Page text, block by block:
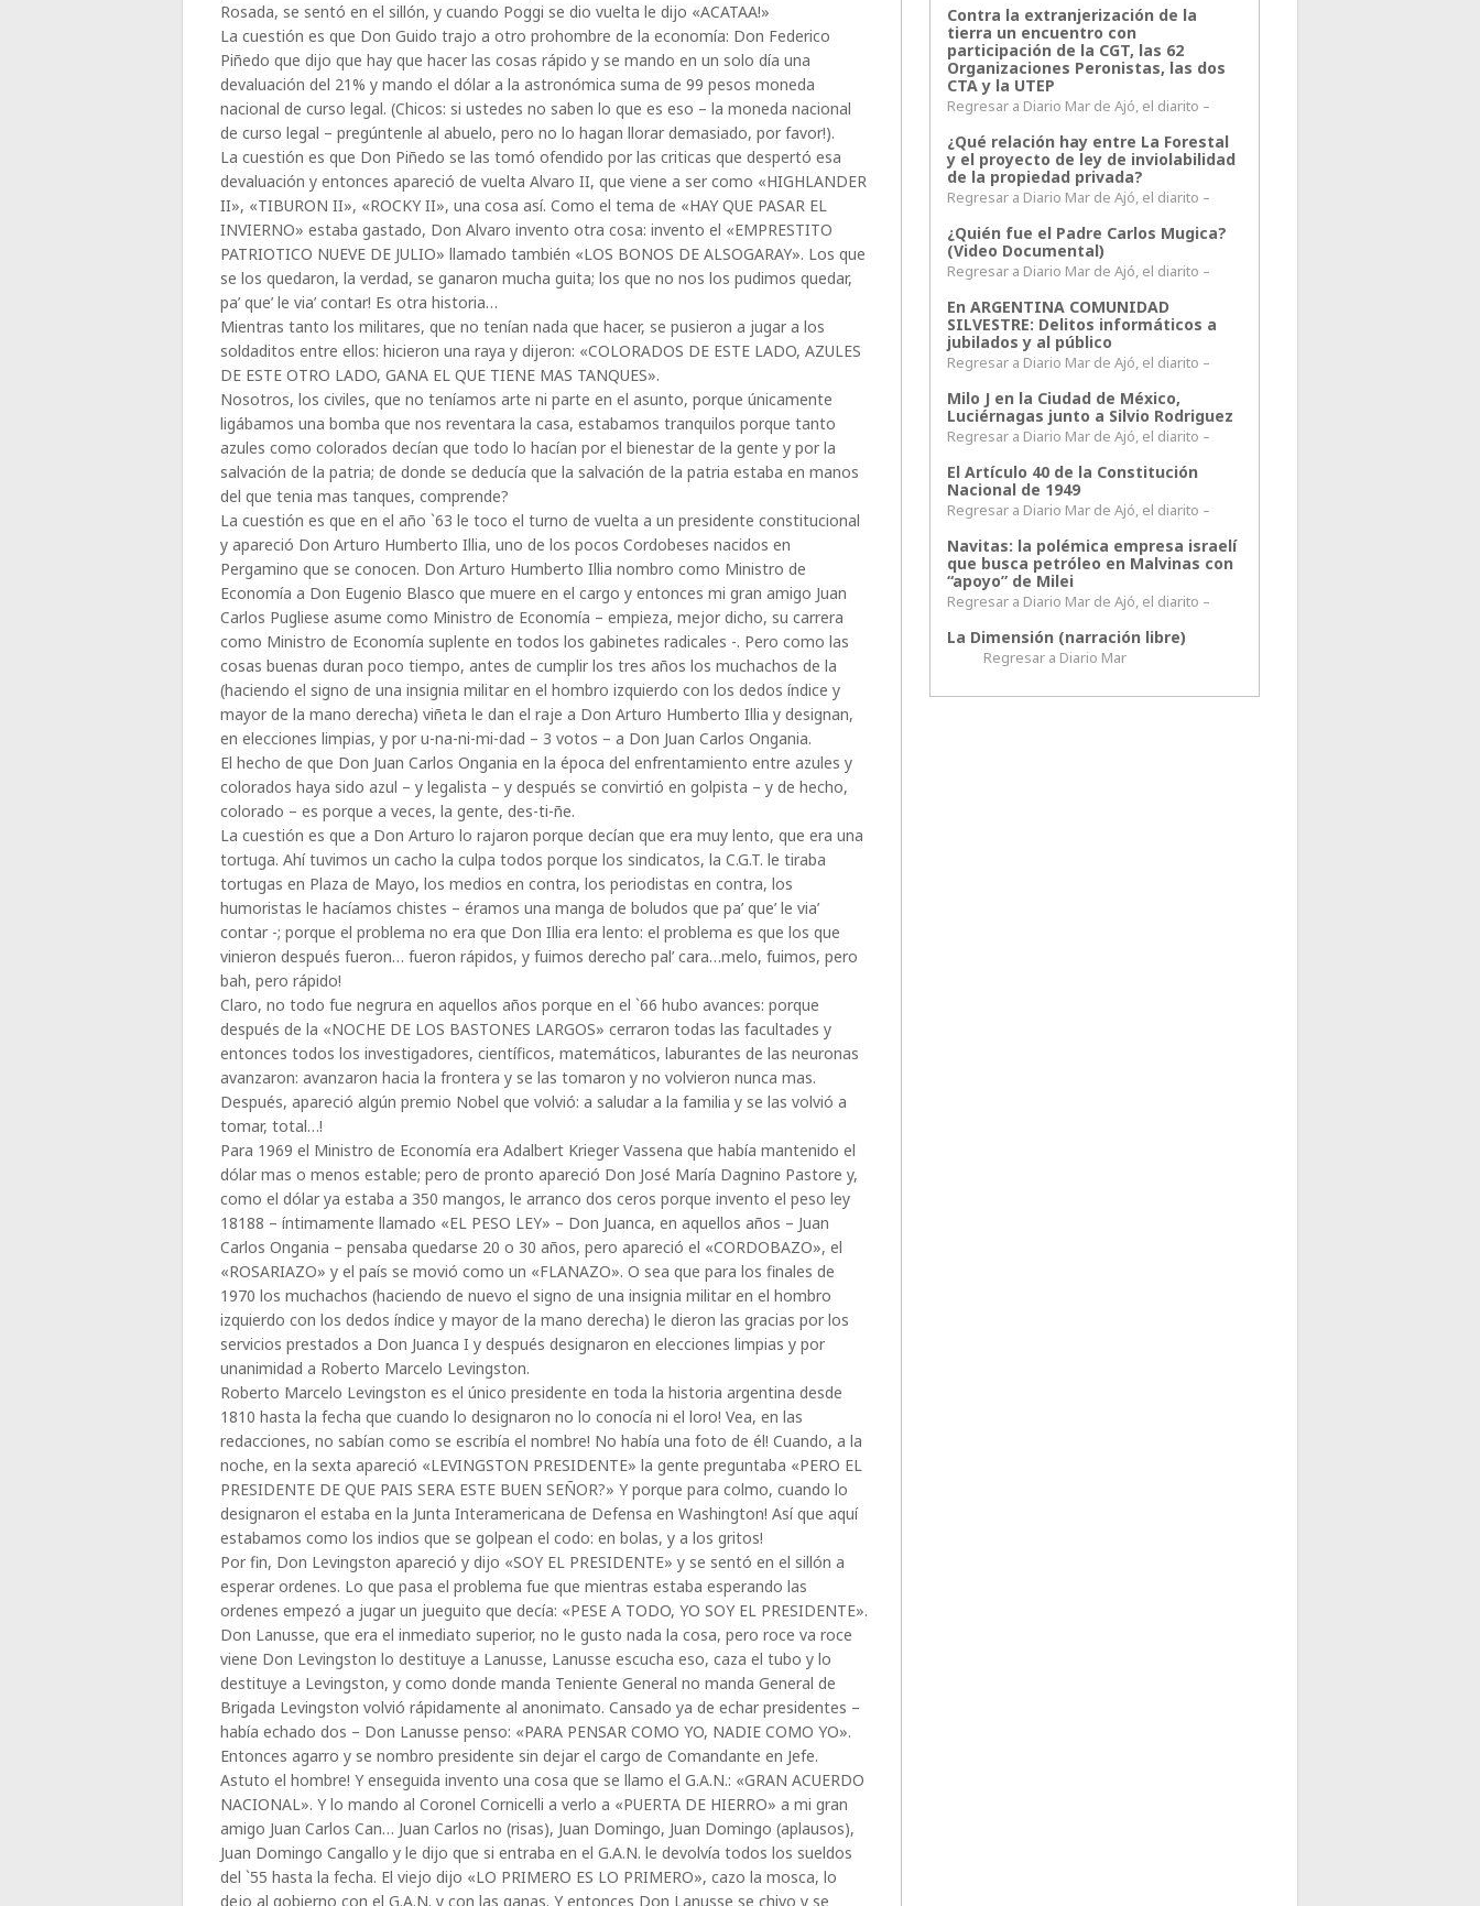
Rosada, se sentó en el sillón, y cuando Poggi se dio vuelta le dijo «ACATAA!»
La cuestión es que Don Guido trajo a otro prohombre de la economía: Don Federico
Piñedo que dijo que hay que hacer las cosas rápido y se mando en un solo día una
devaluación del 21% y mando el dólar a la astronómica suma de 99 pesos moneda
nacional de curso legal. (Chicos: si ustedes no saben lo que es eso – la moneda nacional
de curso legal – pregúntenle al abuelo, pero no lo hagan llorar demasiado, por favor!).
La cuestión es que Don Piñedo se las tomó ofendido por las criticas que despertó esa
devaluación y entonces apareció de vuelta Alvaro II, que viene a ser como «HIGHLANDER
II», «TIBURON II», «ROCKY II», una cosa así. Como el tema de «HAY QUE PASAR EL
INVIERNO» estaba gastado, Don Alvaro invento otra cosa: invento el «EMPRESTITO
PATRIOTICO NUEVE DE JULIO» llamado también «LOS BONOS DE ALSOGARAY». Los que
se los quedaron, la verdad, se ganaron mucha guita; los que no nos los pudimos quedar,
pa’ que’ le via’ contar! Es otra historia…
Mientras tanto los militares, que no tenían nada que hacer, se pusieron a jugar a los
soldaditos entre ellos: hicieron una raya y dijeron: «COLORADOS DE ESTE LADO, AZULES
DE ESTE OTRO LADO, GANA EL QUE TIENE MAS TANQUES».
Nosotros, los civiles, que no teníamos arte ni parte en el asunto, porque únicamente
ligábamos una bomba que nos reventara la casa, estabamos tranquilos porque tanto
azules como colorados decían que todo lo hacían por el bienestar de la gente y por la
salvación de la patria; de donde se deducía que la salvación de la patria estaba en manos
del que tenia mas tanques, comprende?
La cuestión es que en el año `63 le toco el turno de vuelta a un presidente constitucional
y apareció Don Arturo Humberto Illia, uno de los pocos Cordobeses nacidos en
Pergamino que se conocen. Don Arturo Humberto Illia nombro como Ministro de
Economía a Don Eugenio Blasco que muere en el cargo y entonces mi gran amigo Juan
Carlos Pugliese asume como Ministro de Economía – empieza, mejor dicho, su carrera
como Ministro de Economía suplente en todos los gabinetes radicales -. Pero como las
cosas buenas duran poco tiempo, antes de cumplir los tres años los muchachos de la
(haciendo el signo de una insignia militar en el hombro izquierdo con los dedos índice y
mayor de la mano derecha) viñeta le dan el raje a Don Arturo Humberto Illia y designan,
en elecciones limpias, y por u-na-ni-mi-dad – 3 votos – a Don Juan Carlos Ongania.
El hecho de que Don Juan Carlos Ongania en la época del enfrentamiento entre azules y
colorados haya sido azul – y legalista – y después se convirtió en golpista – y de hecho,
colorado – es porque a veces, la gente, des-ti-ñe.
La cuestión es que a Don Arturo lo rajaron porque decían que era muy lento, que era una
tortuga. Ahí tuvimos un cacho la culpa todos porque los sindicatos, la C.G.T. le tiraba
tortugas en Plaza de Mayo, los medios en contra, los periodistas en contra, los
humoristas le hacíamos chistes – éramos una manga de boludos que pa’ que’ le via’
contar -; porque el problema no era que Don Illia era lento: el problema es que los que
vinieron después fueron… fueron rápidos, y fuimos derecho pal’ cara…melo, fuimos, pero
bah, pero rápido!
Claro, no todo fue negrura en aquellos años porque en el `66 hubo avances: porque
después de la «NOCHE DE LOS BASTONES LARGOS» cerraron todas las facultades y
entonces todos los investigadores, científicos, matemáticos, laburantes de las neuronas
avanzaron: avanzaron hacia la frontera y se las tomaron y no volvieron nunca mas.
Después, apareció algún premio Nobel que volvió: a saludar a la familia y se las volvió a
tomar, total…!
Para 1969 el Ministro de Economía era Adalbert Krieger Vassena que había mantenido el
dólar mas o menos estable; pero de pronto apareció Don José María Dagnino Pastore y,
como el dólar ya estaba a 350 mangos, le arranco dos ceros porque invento el peso ley
18188 – íntimamente llamado «EL PESO LEY» – Don Juanca, en aquellos años – Juan
Carlos Ongania – pensaba quedarse 20 o 30 años, pero apareció el «CORDOBAZO», el
«ROSARIAZO» y el país se movió como un «FLANAZO». O sea que para los finales de
1970 los muchachos (haciendo de nuevo el signo de una insignia militar en el hombro
izquierdo con los dedos índice y mayor de la mano derecha) le dieron las gracias por los
servicios prestados a Don Juanca I y después designaron en elecciones limpias y por
unanimidad a Roberto Marcelo Levingston.
Roberto Marcelo Levingston es el único presidente en toda la historia argentina desde
1810 hasta la fecha que cuando lo designaron no lo conocía ni el loro! Vea, en las
redacciones, no sabían como se escribía el nombre! No había una foto de él! Cuando, a la
noche, en la sexta apareció «LEVINGSTON PRESIDENTE» la gente preguntaba «PERO EL
PRESIDENTE DE QUE PAIS SERA ESTE BUEN SEÑOR?» Y porque para colmo, cuando lo
designaron el estaba en la Junta Interamericana de Defensa en Washington! Así que aquí
estabamos como los indios que se golpean el codo: en bolas, y a los gritos!
Por fin, Don Levingston apareció y dijo «SOY EL PRESIDENTE» y se sentó en el sillón a
esperar ordenes. Lo que pasa el problema fue que mientras estaba esperando las
ordenes empezó a jugar un jueguito que decía: «PESE A TODO, YO SOY EL PRESIDENTE».
Don Lanusse, que era el inmediato superior, no le gusto nada la cosa, pero roce va roce
viene Don Levingston lo destituye a Lanusse, Lanusse escucha eso, caza el tubo y lo
destituye a Levingston, y como donde manda Teniente General no manda General de
Brigada Levingston volvió rápidamente al anonimato. Cansado ya de echar presidentes –
había echado dos – Don Lanusse penso: «PARA PENSAR COMO YO, NADIE COMO YO».
Entonces agarro y se nombro presidente sin dejar el cargo de Comandante en Jefe.
Astuto el hombre! Y enseguida invento una cosa que se llamo el G.A.N.: «GRAN ACUERDO
NACIONAL». Y lo mando al Coronel Cornicelli a verlo a «PUERTA DE HIERRO» a mi gran
amigo Juan Carlos Can… Juan Carlos no (risas), Juan Domingo, Juan Domingo (aplausos),
Juan Domingo Cangallo y le dijo que si entraba en el G.A.N. le devolvía todos los sueldos
del `55 hasta la fecha. El viejo dijo «LO PRIMERO ES LO PRIMERO», cazo la mosca, lo
dejo al gobierno con el G.A.N. y con las ganas. Y entonces Don Lanusse se chivo y se
Contra la extranjerización de la
tierra un encuentro con
participación de la CGT, las 62
Organizaciones Peronistas, las dos
CTA y la UTEP
Regresar a Diario Mar de Ajó, el diarito –
¿Qué relación hay entre La Forestal
y el proyecto de ley de inviolabilidad
de la propiedad privada?
Regresar a Diario Mar de Ajó, el diarito –
¿Quién fue el Padre Carlos Mugica?
(Video Documental)
Regresar a Diario Mar de Ajó, el diarito –
En ARGENTINA COMUNIDAD
SILVESTRE: Delitos informáticos a
jubilados y al público
Regresar a Diario Mar de Ajó, el diarito –
Milo J en la Ciudad de México,
Luciérnagas junto a Silvio Rodriguez
Regresar a Diario Mar de Ajó, el diarito –
El Artículo 40 de la Constitución
Nacional de 1949
Regresar a Diario Mar de Ajó, el diarito –
Navitas: la polémica empresa israelí
que busca petróleo en Malvinas con
“apoyo” de Milei
Regresar a Diario Mar de Ajó, el diarito –
La Dimensión (narración libre)
Regresar a Diario Mar